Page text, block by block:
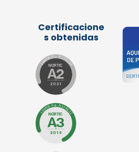
Certificacione
s obtenidas